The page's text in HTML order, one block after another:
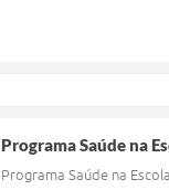
Programa Saúde na
Programa Saúde na